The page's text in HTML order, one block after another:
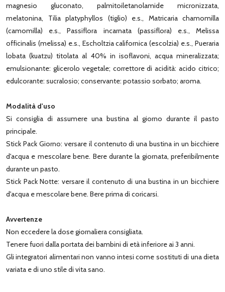
magnesio gluconato, palmitoiletanolamide micronizzata,
melatonina, Tilia platyphyllos (tiglio) e.s., Matricaria chamomilla
(camomilla) e.s., Passiflora incarnata (passiflora) e.s., Melissa
officinalis (melissa) e.s., Escholtzia californica (escolzia) e.s., Pueraria
lobata (kuatzu) titolata al 40% in isoflavoni, acqua mineralizzata;
emulsionante: glicerolo vegetale; correttore di acidità: acido citrico;
edulcorante: sucralosio; conservante: potassio sorbato; aroma.
Modalità d'uso
Si consiglia di assumere una bustina al giorno durante il pasto
principale.
Stick Pack Giorno: versare il contenuto di una bustina in un bicchiere
d'acqua e mescolare bene. Bere durante la giornata, preferibilmente
durante un pasto.
Stick Pack Notte: versare il contenuto di una bustina in un bicchiere
d'acqua e mescolare bene. Bere prima di coricarsi.
Avvertenze
Non eccedere la dose giornaliera consigliata.
Tenere fuori dalla portata dei bambini di età inferiore ai 3 anni.
Gli integratori alimentari non vanno intesi come sostituti di una dieta
variata e di uno stile di vita sano.